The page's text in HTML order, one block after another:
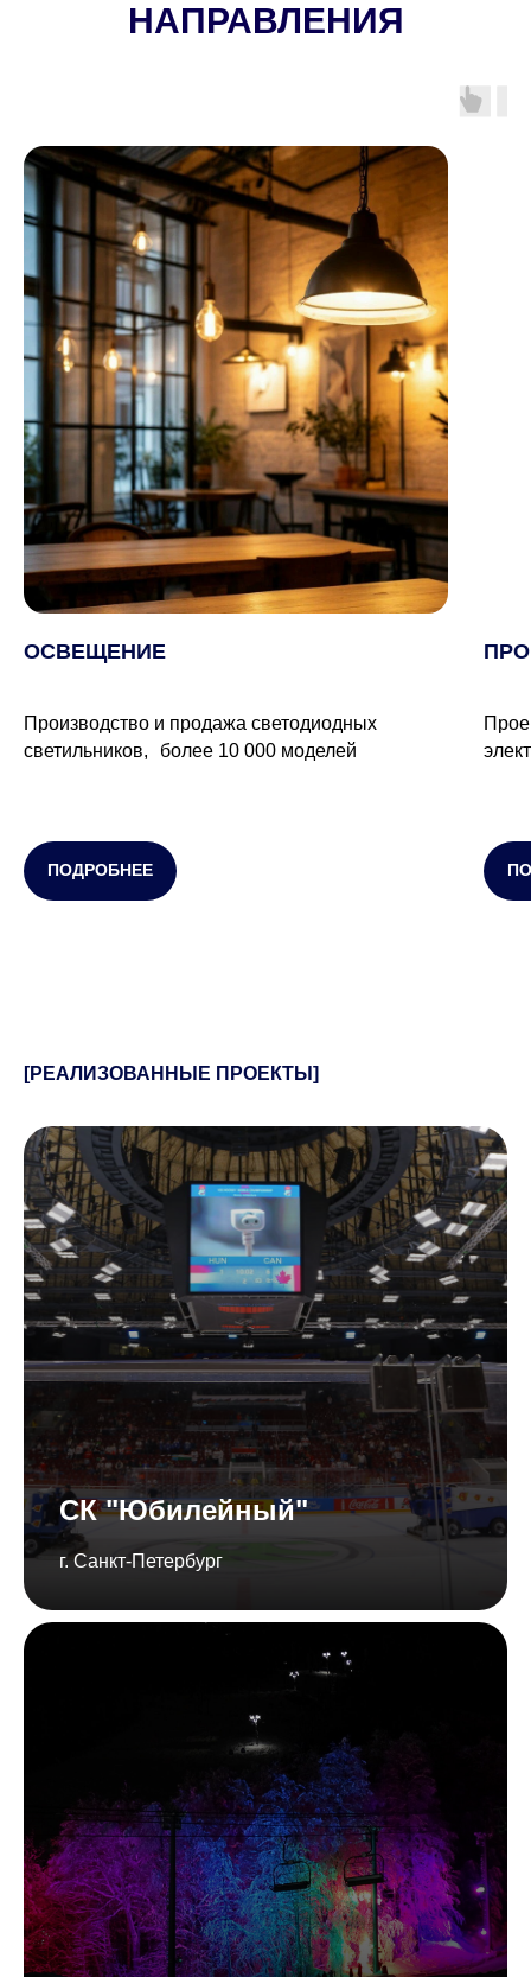
НАПРАВЛЕНИЯ
ОСВЕЩЕНИЕ
Производство и продажа светодиодных
светильников, более 10 000 моделей
ПОДРОБНЕЕ
[РЕАЛИЗОВАННЫЕ ПРОЕКТЫ]
СК "Юбилейный"
г. Санкт-Петербург